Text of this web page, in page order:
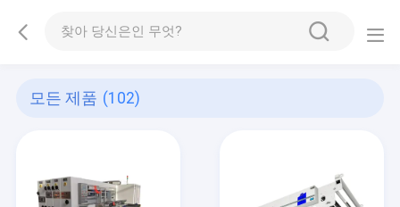
모든 제품 (102)